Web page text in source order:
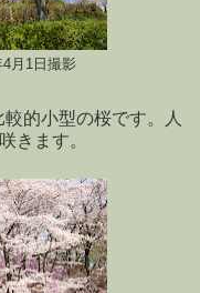
月1日撮影
的小型の桜です。人
きます。